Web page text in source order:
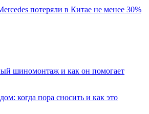
потеряли в Китае не менее 30%
шиномонтаж и как он помогает
когда пора сносить и как это